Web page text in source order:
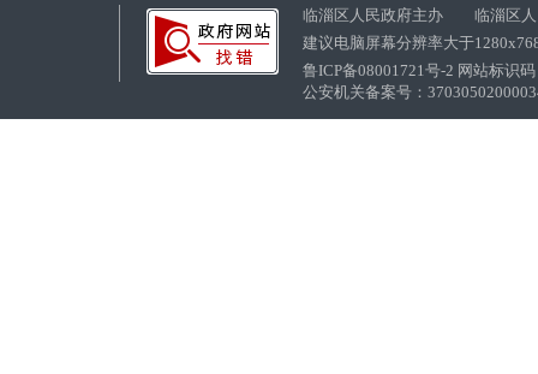
临淄区人民政府主办 临淄区人
建议电脑屏幕分辨率大于
鲁ICP备08001721号-2 网站标识
公安机关备案号：